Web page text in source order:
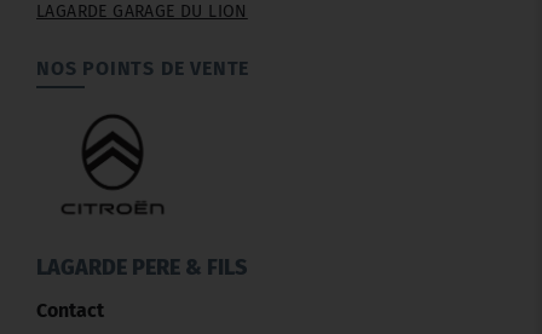
LAGARDE GARAGE DU LION
NOS POINTS DE VENTE
LAGARDE PERE & FILS
Contact